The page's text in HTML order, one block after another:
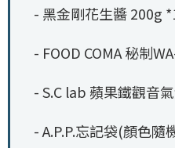
- 黑金剛花生醬 200g
- FOOD COMA 秘制
- S.C lab 蘋果鐵觀音
- A.P.P.忘記袋(顏色隨